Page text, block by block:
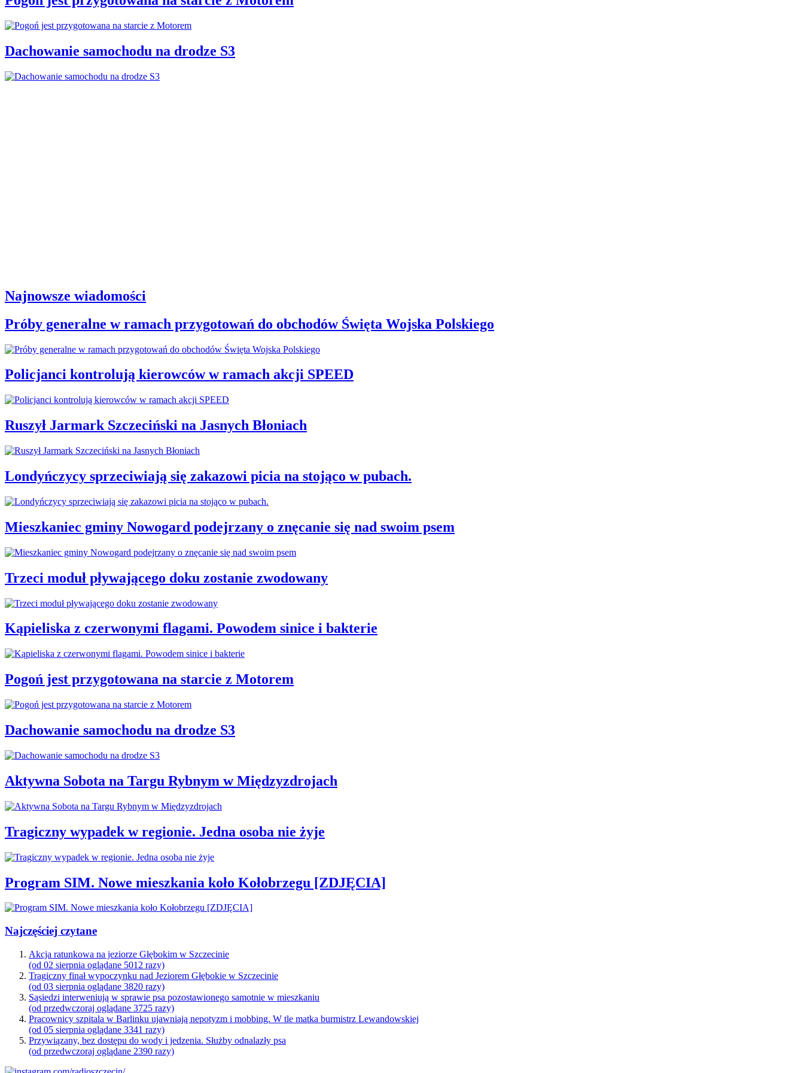
Dachowanie samochodu na drodze S3
Najnowsze wiadomości
Próby generalne w ramach przygotowań do obchodów Święta Wojska Polskiego
Policjanci kontrolują kierowców w ramach akcji SPEED
Ruszył Jarmark Szczeciński na Jasnych Błoniach
Londyńczycy sprzeciwiają się zakazowi picia na stojąco w pubach.
Mieszkaniec gminy Nowogard podejrzany o znęcanie się nad swoim psem
Trzeci moduł pływającego doku zostanie zwodowany
Kąpieliska z czerwonymi flagami. Powodem sinice i bakterie
Pogoń jest przygotowana na starcie z Motorem
Dachowanie samochodu na drodze S3
Aktywna Sobota na Targu Rybnym w Międzyzdrojach
Tragiczny wypadek w regionie. Jedna osoba nie żyje
Program SIM. Nowe mieszkania koło Kołobrzegu [ZDJĘCIA]
Najczęściej czytane
Akcja ratunkowa na jeziorze Głębokim w Szczecinie
(od 02 sierpnia oglądane 5012 razy)
Tragiczny finał wypoczynku nad Jeziorem Głębokie w Szczecinie
(od 03 sierpnia oglądane 3820 razy)
Sąsiedzi interweniują w sprawie psa pozostawionego samotnie w mieszkaniu
(od przedwczoraj oglądane 3725 razy)
Pracownicy szpitala w Barlinku ujawniają nepotyzm i mobbing. W tle matka burmistrz Lewandowskiej
(od 05 sierpnia oglądane 3341 razy)
Przywiązany, bez dostępu do wody i jedzenia. Służby odnalazły psa
(od przedwczoraj oglądane 2390 razy)